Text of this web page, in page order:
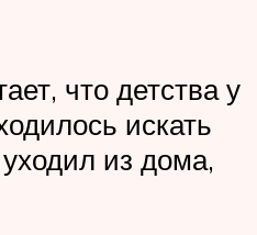
что детства у
искать
из дома,